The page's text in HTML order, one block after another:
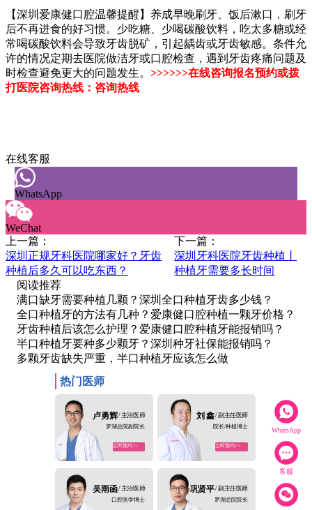
WhatsApp
客服
【深圳爱康健口腔温馨提醒】养成早晚刷牙、饭后漱口，刷牙
后不再进食的好习惯。少吃糖、少喝碳酸饮料，吃太多糖或经
常喝碳酸饮料会导致牙齿脱矿，引起龋齿或牙齿敏感。条件允
许的情况定期去医院做洁牙或口腔检查，遇到牙齿疼痛问题及
时检查避免更大的问题发生。 >>>>>>在线咨询报名预约或拨
打医院咨询热线：咨询热线
在线客服
WhatsApp
WeChat
上一篇：
深圳正规牙科医院哪家好？牙齿
种植后多久可以吃东西？
下一篇：
深圳牙科医院牙齿种植丨
种植牙需要多长时间
阅读推荐
满口缺牙需要种植几颗？深圳全口种植牙齿多少钱？
全口种植牙的方法有几种？爱康健口腔种植一颗牙价格？
牙齿种植后该怎么护理？爱康健口腔种植牙能报销吗？
半口种植牙要种多少颗牙？深圳种牙社保能报销吗？
多颗牙齿缺失严重，半口种植牙应该怎么做
热门医师
卢勇辉/ 主治医师
罗湖总院副院长
立即预约>>
刘 鑫/ 副主任医师
院长/种植博士
立即预约>>
吴雨函/ 主治医师
口腔医学博士
巩贤平/ 副主任医师
罗湖总院院长